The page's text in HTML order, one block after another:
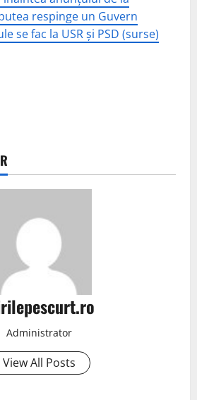
respinge un Guvern
se fac la USR și PSD (surse)
Administrator
View All Posts